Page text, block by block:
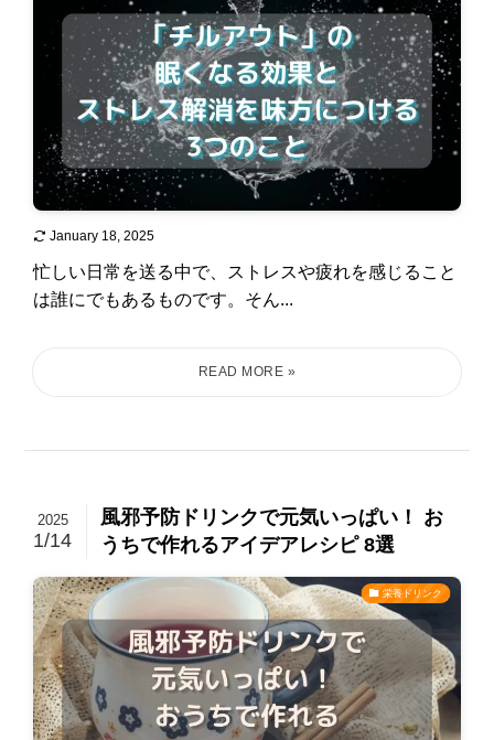
January 18, 2025
忙しい日常を送る中で、ストレスや疲れを感じること
は誰にでもあるものです。そん...
風邪予防ドリンクで元気いっぱい！ お
うちで作れるアイデアレシピ 8選
2025
1/14
栄養ドリンク